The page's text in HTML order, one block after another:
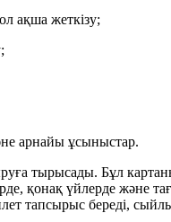
ақша жеткізу;
арнайы ұсыныстар.
тырысады. Бұл
қонақ үйлерде және
тапсырыс береді,